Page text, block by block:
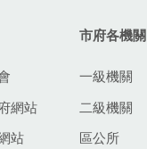
網站
站
市府各機關
一級機關
二級機關
區公所